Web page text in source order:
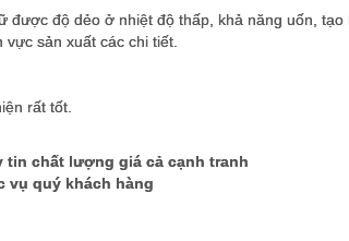
độ dẻo ở nhiệt độ thấp, khả năng uốn,
sản xuất các chi tiết.
rất tốt.
tin chất lượng giá cả cạnh tranh
quý khách hàng